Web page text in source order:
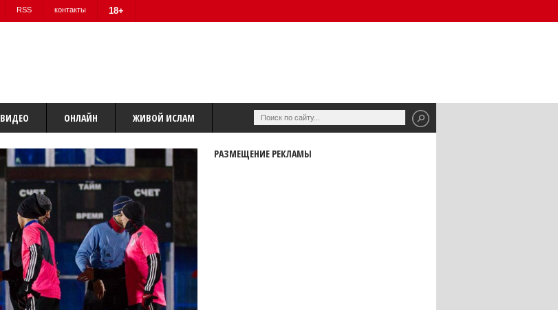
RSS контакты 18+
ВИДЕО ОНЛАЙН ЖИВОЙ ИСЛАМ
РАЗМЕЩЕНИЕ РЕКЛАМЫ